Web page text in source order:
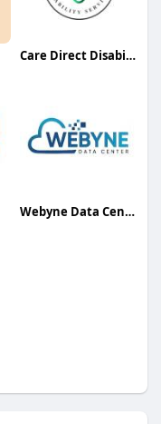
Care Direct Disability Services
Webyne Data Center Pvt Ltd